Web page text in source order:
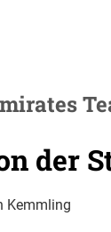
der
Kemmling